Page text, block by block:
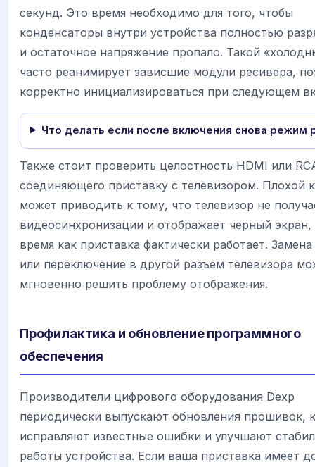
секунд. Это время необходимо для того, чтобы
конденсаторы внутри устройства полностью
и остаточное напряжение пропало. Такой
часто реанимирует зависшие модули ресивера,
корректно инициализироваться при следующем
Что делать если после включения снова режим
Также стоит проверить целостность HDMI или
соединяющего приставку с телевизором. Плохой
может приводить к тому, что телевизор не
видеосинхронизации и отображает черный экран,
время как приставка фактически работает. Замена
или переключение в другой разъем телевизора
мгновенно решить проблему отображения.
Профилактика и обновление программного
обеспечения
Производители цифрового оборудования Dexp
периодически выпускают обновления прошивок,
исправляют известные ошибки и улучшают
работы устройства. Если ваша приставка имеет